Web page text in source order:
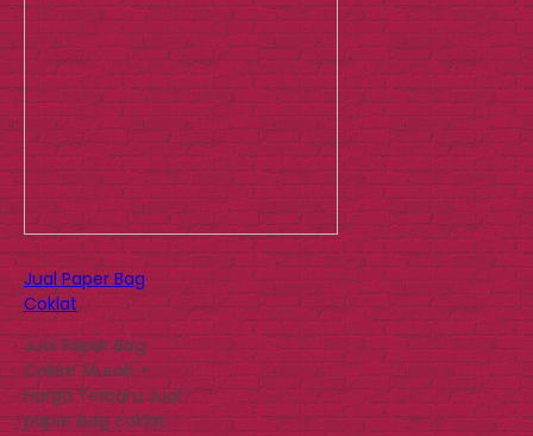
Jual Paper Bag
Coklat
Jual Paper Bag
Coklat Murah –
Harga Terbaru Jual
paper bag coklat